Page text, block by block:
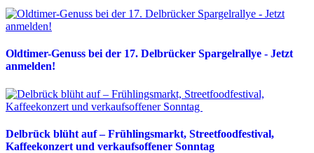
Oldtimer-Genuss bei der 17. Delbrücker Spargelrallye - Jetzt
anmelden!
Delbrück blüht auf – Frühlingsmarkt, Streetfoodfestival,
Kaffeekonzert und verkaufsoffener Sonntag